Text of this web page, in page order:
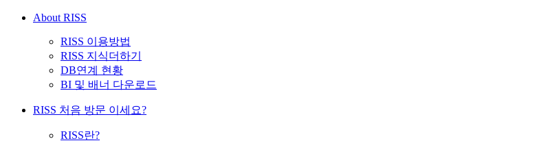
About RISS
RISS 이용방법
RISS 지식더하기
DB연계 현황
BI 및 배너 다운로드
RISS 처음 방문 이세요?
RISS란?